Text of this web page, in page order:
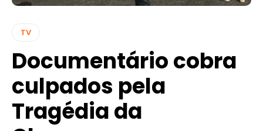
TV
Documentário cobra
culpados pela
Tragédia da